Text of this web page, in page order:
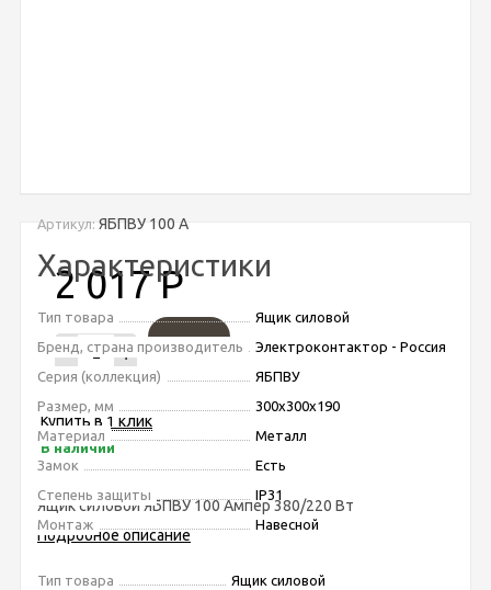
Артикул: ЯБПВУ 100 А
2 017Р
- +
Купить в 1 клик
В наличии
Ящик силовой ЯБПВУ 100 Ампер 380/220 Вт
Подробное описание
Тип товара Ящик силовой
Характеристики
Тип товара
Ящик силовой
Бренд, страна производитель
Электроконтактор - Россия
Серия (коллекция)
ЯБПВУ
Размер, мм
300х300х190
Материал
Металл
Замок
Есть
Степень защиты
IP31
Монтаж
Навесной